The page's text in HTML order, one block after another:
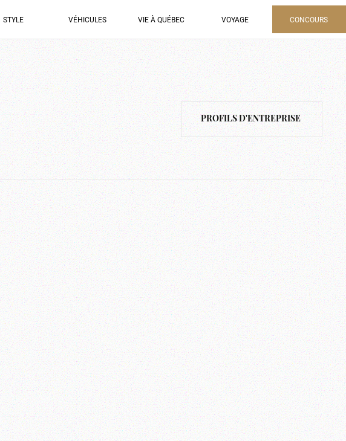
STYLE VÉHICULES VIE À QUÉBEC VOYAGE CONCOURS
PROFILS D'ENTREPRISE